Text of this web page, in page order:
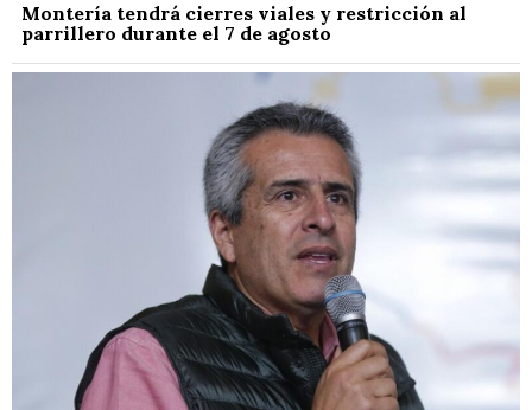
Montería tendrá cierres viales y restricción al
parrillero durante el 7 de agosto